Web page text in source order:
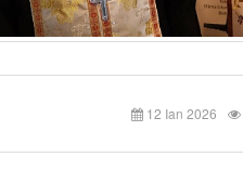
12 Ian 2026